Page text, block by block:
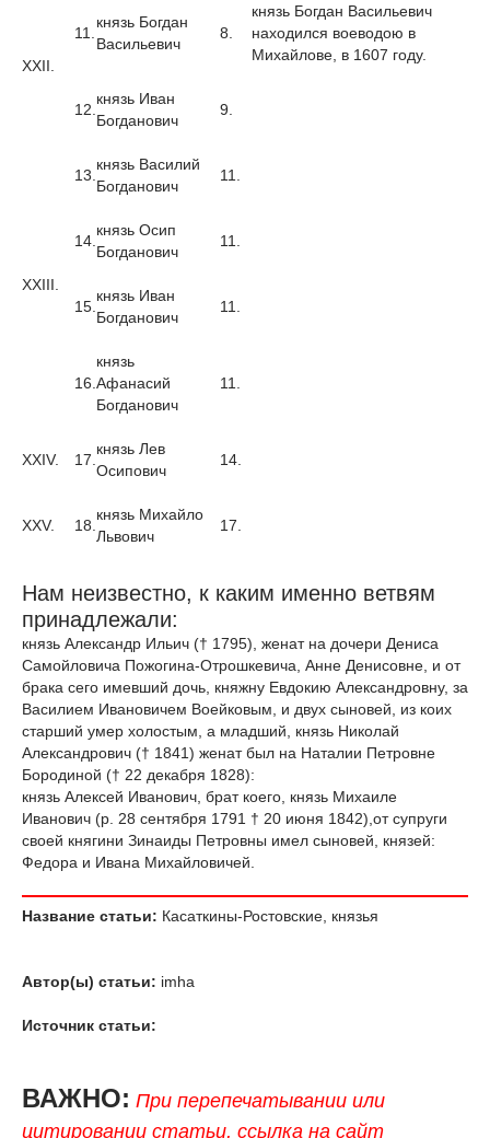
XXII.
11.
князь Богдан
Васильевич
8.
князь Богдан Васильевич
находился воеводою в
Михайлове, в 1607 году.
12.
князь Иван
Богданович
9.
XXIII.
13.
князь Василий
Богданович
11.
14.
князь Осип
Богданович
11.
15.
князь Иван
Богданович
11.
16.
князь
Афанасий
Богданович
11.
XXIV. 17.
князь Лев
Осипович
14.
XXV. 18.
князь Михайло
Львович
17.
Нам неизвестно, к каким именно ветвям
принадлежали:
князь Александр Ильич († 1795), женат на дочери Дениса
Самойловича Пожогина-Отрошкевича, Анне Денисовне, и от
брака сего имевший дочь, княжну Евдокию Александровну, за
Василием Ивановичем Воейковым, и двух сыновей, из коих
старший умер холостым, а младший, князь Николай
Александрович († 1841) женат был на Наталии Петровне
Бородиной († 22 декабря 1828):
князь Алексей Иванович, брат коего, князь Михаиле
Иванович (р. 28 сентября 1791 † 20 июня 1842),от супруги
своей княгини Зинаиды Петровны имел сыновей, князей:
Федора и Ивана Михайловичей.
Название статьи: Касаткины-Ростовские, князья
Автор(ы) статьи: imha
Источник статьи:
ВАЖНО: При перепечатывании или
цитировании статьи, ссылка на сайт